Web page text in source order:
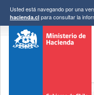
Usted está navegando por una
hacienda.cl para consultar la